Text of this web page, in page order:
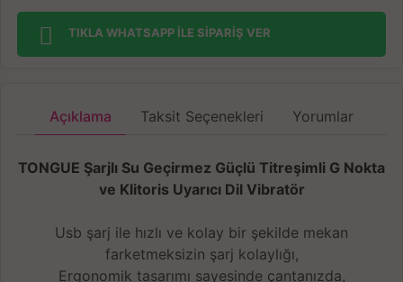
TIKLA WHATSAPP İLE SİPARİŞ VER
Açıklama Taksit Seçenekleri Yorumlar
TONGUE Şarjlı Su Geçirmez Güçlü Titreşimli G Nokta
ve Klitoris Uyarıcı Dil Vibratör
Usb şarj ile hızlı ve kolay bir şekilde mekan
farketmeksizin şarj kolaylığı,
Ergonomik tasarımı sayesinde çantanızda,